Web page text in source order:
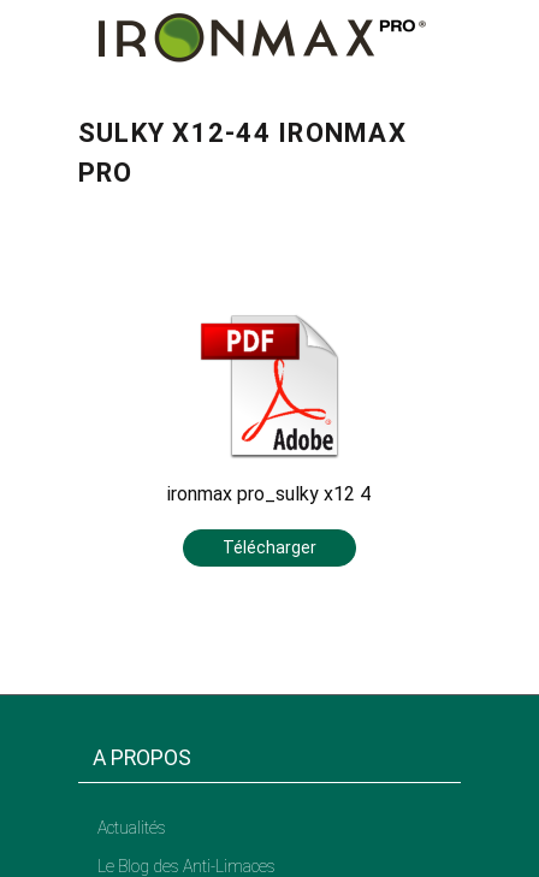
SULKY X12-44 IRONMAX
PRO
ironmax pro_sulky x12 4
Télécharger
A PROPOS
Actualités
Le Blog des Anti-Limaces